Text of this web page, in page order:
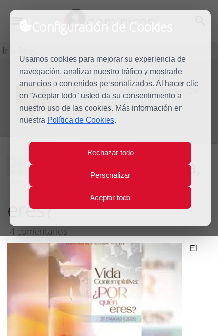
Configuración de Cookies
Usamos cookies para mejorar su experiencia de
navegación, analizar nuestro tráfico y mostrarle
anuncios o contenidos personalizados. Al hacer clic
en “Aceptar todo” usted da su consentimiento a
nuestro uso de las cookies. Más información en
nuestra Política de Cookies.
Rechazar todo
Personalizar
Aceptar todo
dominicos
Ir a Blogs
BlogNihil Obstat
de Martín Gelabert Ballester, OP
Sobre el autor
Vida contemplativa,
¿por y para quién
eres?
4 comentarios
El